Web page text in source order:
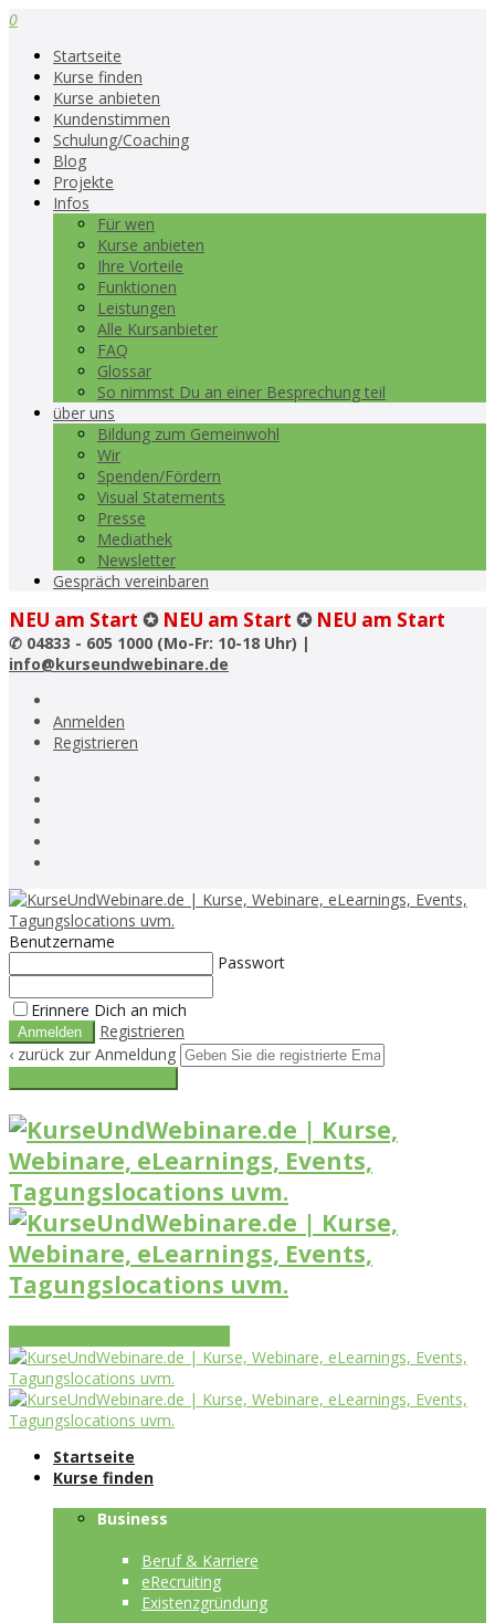
0
Startseite
Kurse finden
Kurse anbieten
Kundenstimmen
Schulung/Coaching
Blog
Projekte
Infos
Für wen
Kurse anbieten
Ihre Vorteile
Funktionen
Leistungen
Alle Kursanbieter
FAQ
Glossar
So nimmst Du an einer Besprechung teil
über uns
Bildung zum Gemeinwohl
Wir
Spenden/Fördern
Visual Statements
Presse
Mediathek
Newsletter
Gespräch vereinbaren
NEU am Start ✪ NEU am Start ✪ NEU am Start
✆ 04833 - 605 1000 (Mo-Fr: 10-18 Uhr) |
info@kurseundwebinare.de
Anmelden
Registrieren
Benutzername
Passwort
Erinnere Dich an mich
Registrieren
‹ zurück zur Anmeldung
Startseite
Kurse finden
Business
Beruf & Karriere
eRecruiting
Existenzgründung